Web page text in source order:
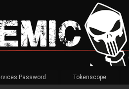
Password Tokenscope